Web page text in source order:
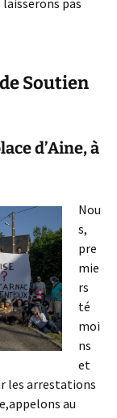
pas
Soutien
d’Aine, à
Nou
s,
pre
mie
rs
té
moi
ns
et
les arrestations
au